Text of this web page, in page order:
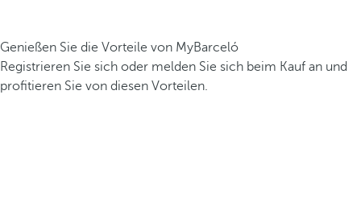
Genießen Sie die Vorteile von MyBarceló
Registrieren Sie sich oder melden Sie sich beim Kauf an und
profitieren Sie von diesen Vorteilen.